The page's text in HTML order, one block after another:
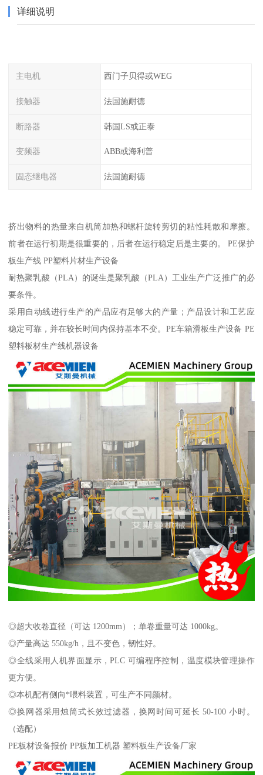
详细说明
主电机 西门子贝得或WEG
接触器 法国施耐德
断路器 韩国LS或正泰
变频器 ABB或海利普
固态继电器 法国施耐德
挤出物料的热量来自机筒加热和螺杆旋转剪切的粘性耗散和摩擦。
前者在运行初期是很重要的，后者在运行稳定后是主要的。 PE保护
板生产线 PP塑料片材生产设备
耐热聚乳酸（PLA）的诞生是聚乳酸（PLA）工业生产广泛推广的必
要条件。
采用自动线进行生产的产品应有足够大的产量；产品设计和工艺应
稳定可靠，并在较长时间内保持基本不变。PE车箱滑板生产设备 PE
塑料板材生产线机器设备
◎超大收卷直径（可达 1200mm）；单卷重量可达 1000kg。
◎产量高达 550kg/h，且不变色，韧性好。
◎全线采用人机界面显示，PLC 可编程序控制，温度模块管理操作
更方便。
◎本机配有侧向*喂料装置，可生产不同颜材。
◎换网器采用烛筒式长效过滤器，换网时间可延长 50-100 小时。
（选配）
PE板材设备报价 PP板加工机器 塑料板生产设备厂家